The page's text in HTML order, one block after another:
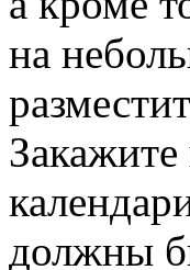
на
должны